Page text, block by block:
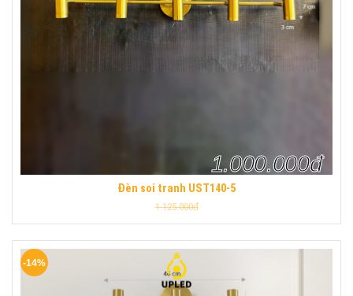
Đèn soi tranh UST140-5
1.000.000đ
1.125.000đ
-14%